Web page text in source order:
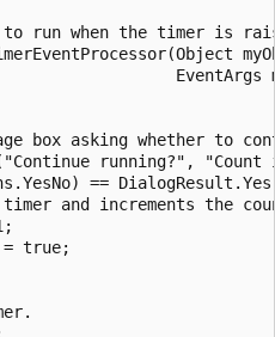
run when the timer is
EventArgs
box asking whether to
running?",
==
and increments the
true;